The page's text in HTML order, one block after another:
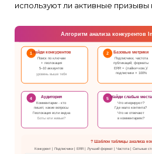
используют ли активные призывы
Алгоритм анализа конкурентов
1Найди конкурентов
Поиск по ключам
+ геолокация
5–10 аккаунтов
уровень выше тебя
2
Базовые метрики
Подписчики, частота
публикаций, форматы
ERR = (лайки+ком.)/
подписчики × 100%
4
Аудитория
Комментарии - кто
пишет, какие вопросы
Геолокация если видна
Боты или живые?
5 Найди слабые места
Что игнорируют?
Где мало контента?
Что не отвечают
в комментариях?
? Шаблон таблицы анализа
Конкурент | Подписчики | ERR | Лучший формат | Частота | Сильные